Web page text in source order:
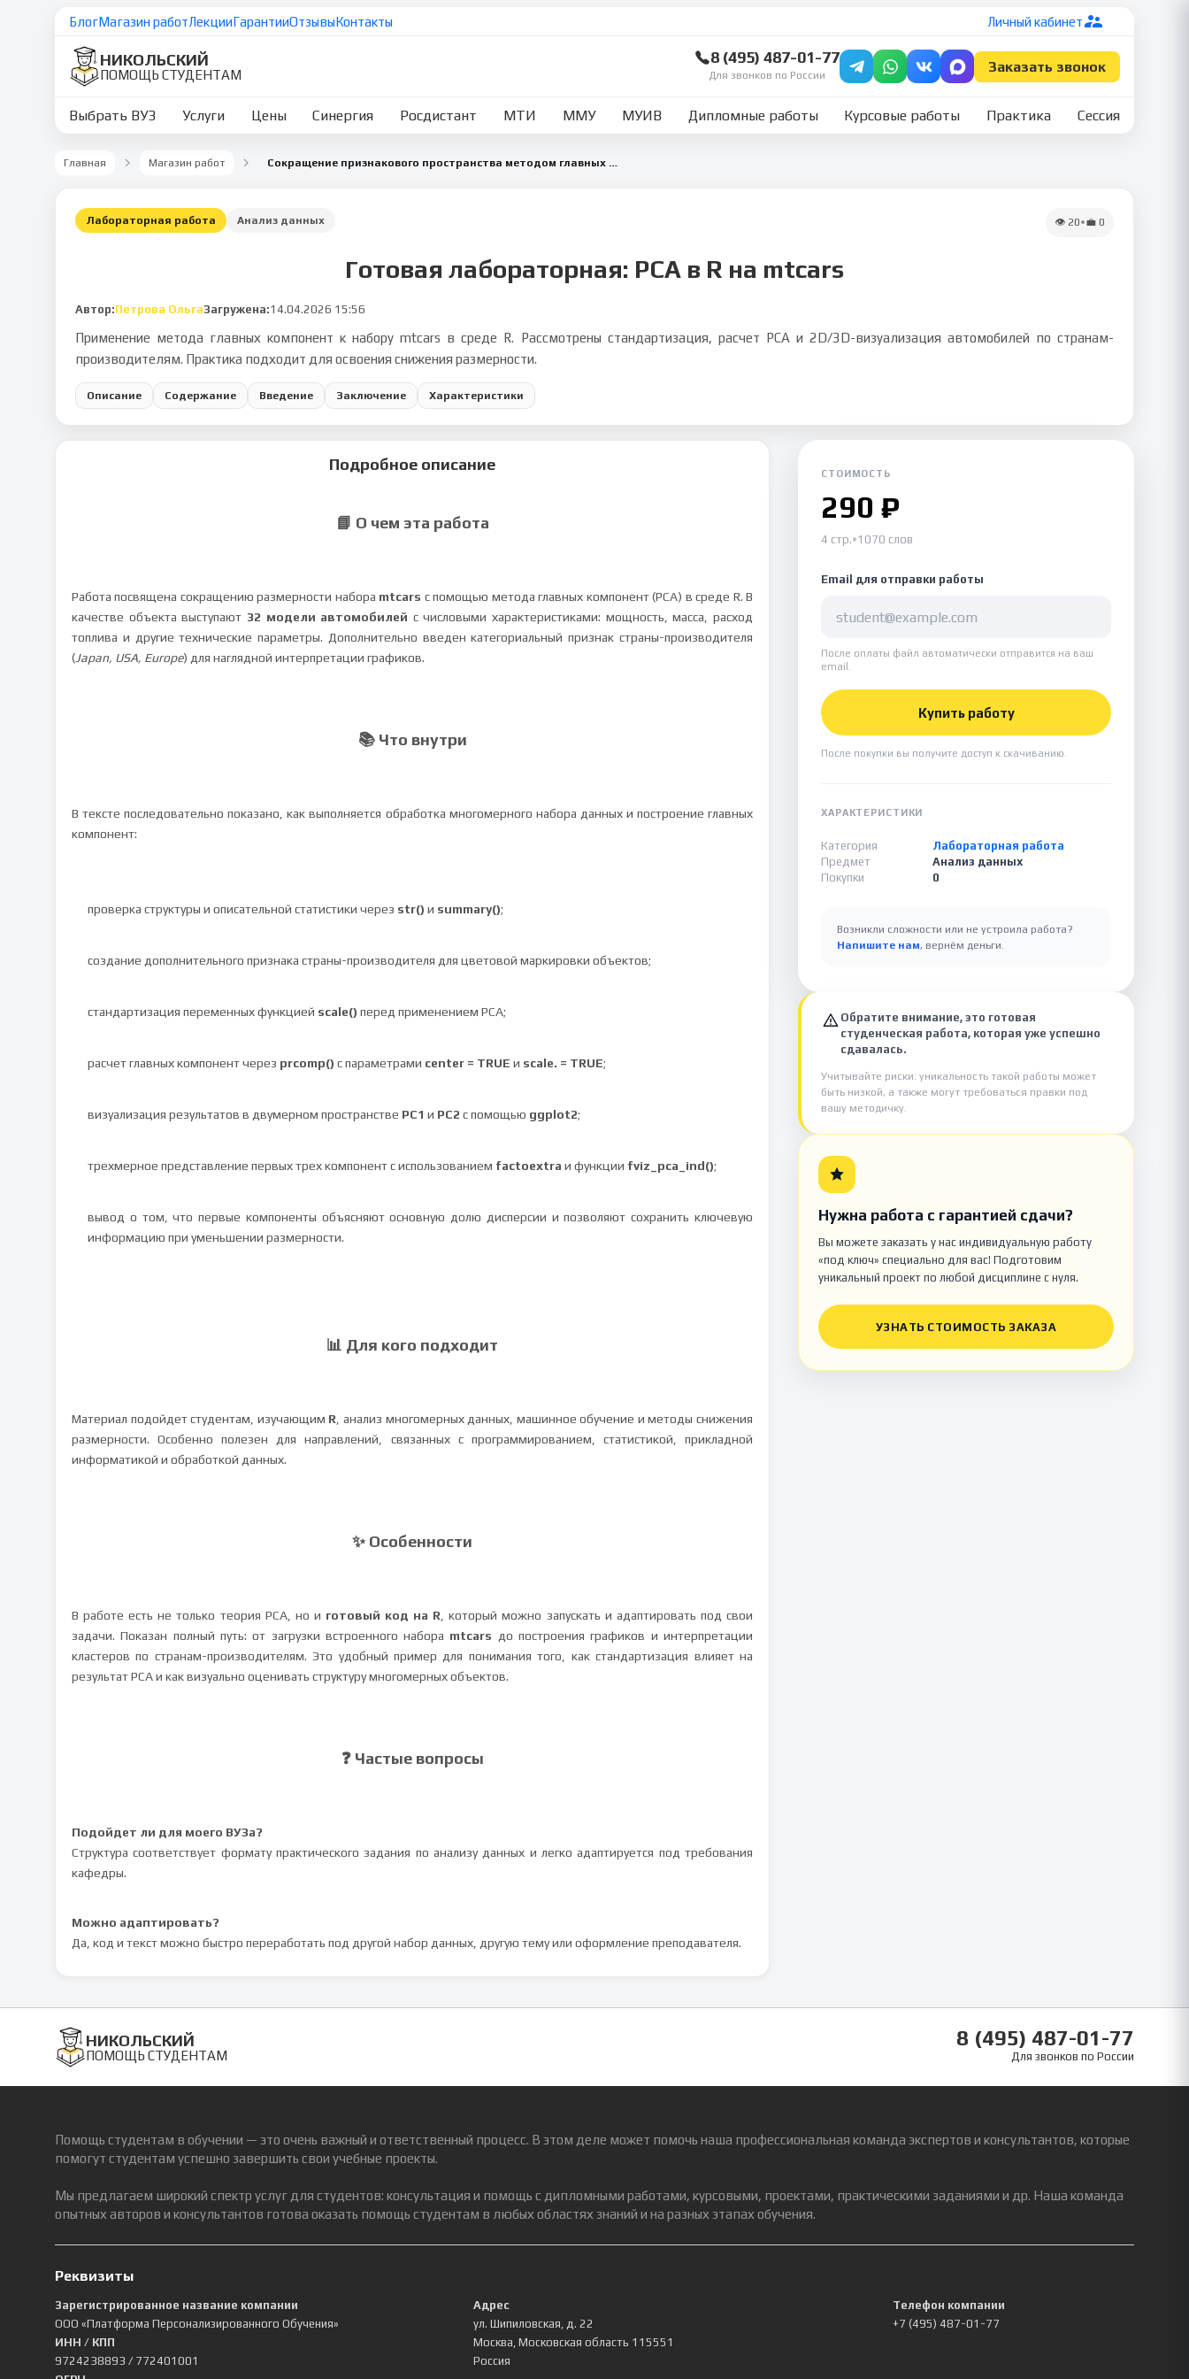
БлогМагазин работЛекцииГарантииОтзывыКонтакты Личный кабинет
НИКОЛЬСКИЙ
ПОМОЩЬ СТУДЕНТАМ
8 (495) 487-01-77
Для звонков по России
Заказать звонок
Выбрать ВУЗ Услуги Цены Синергия Росдистант МТИ ММУ МУИВ Дипломные работы Курсовые работы Практика Сессия
Главная Магазин работ Сокращение признакового пространства методом главных компонент в R
Лабораторная работа Анализ данных 👁 20•💼 0
Готовая лабораторная: PCA в R на mtcars
Автор:Петрова ОльгаЗагружена:14.04.2026 15:56
Применение метода главных компонент к набору mtcars в среде R. Рассмотрены стандартизация, расчет PCA и 2D/3D-визуализация автомобилей по странам-
производителям. Практика подходит для освоения снижения размерности.
Описание Содержание Введение Заключение Характеристики
Подробное описание
📘 О чем эта работа
Работа посвящена сокращению размерности набора mtcars с помощью метода главных компонент (PCA) в среде R. В
качестве объекта выступают 32 модели автомобилей с числовыми характеристиками: мощность, масса, расход
топлива и другие технические параметры. Дополнительно введен категориальный признак страны-производителя
(Japan, USA, Europe) для наглядной интерпретации графиков.
📚 Что внутри
В тексте последовательно показано, как выполняется обработка многомерного набора данных и построение главных
компонент:
проверка структуры и описательной статистики через str() и summary();
создание дополнительного признака страны-производителя для цветовой маркировки объектов;
стандартизация переменных функцией scale() перед применением PCA;
расчет главных компонент через prcomp() с параметрами center = TRUE и scale. = TRUE;
визуализация результатов в двумерном пространстве PC1 и PC2 с помощью ggplot2;
трехмерное представление первых трех компонент с использованием factoextra и функции fviz_pca_ind();
вывод о том, что первые компоненты объясняют основную долю дисперсии и позволяют сохранить ключевую
информацию при уменьшении размерности.
📊 Для кого подходит
Материал подойдет студентам, изучающим R , анализ многомерных данных, машинное обучение и методы снижения
размерности. Особенно полезен для направлений, связанных с программированием, статистикой, прикладной
информатикой и обработкой данных.
✨ Особенности
В работе есть не только теория PCA, но и готовый код на R , который можно запускать и адаптировать под свои
задачи. Показан полный путь: от загрузки встроенного набора mtcars до построения графиков и интерпретации
кластеров по странам-производителям. Это удобный пример для понимания того, как стандартизация влияет на
результат PCA и как визуально оценивать структуру многомерных объектов.
❓ Частые вопросы
Подойдет ли для моего ВУЗа?
Структура соответствует формату практического задания по анализу данных и легко адаптируется под требования
кафедры.
Можно адаптировать?
Да, код и текст можно быстро переработать под другой набор данных, другую тему или оформление преподавателя.
СТОИМОСТЬ
290 ₽
4 стр.•1070 слов
Email для отправки работы
После оплаты файл автоматически отправится на ваш
email.
Купить работу
После покупки вы получите доступ к скачиванию.
ХАРАКТЕРИСТИКИ
Категория
Лабораторная работа
Предмет
Анализ данных
Покупки
0
Возникли сложности или не устроила работа?
Напишите нам, вернём деньги.
Обратите внимание, это готовая
студенческая работа, которая уже успешно
сдавалась.
Учитывайте риски: уникальность такой работы может
быть низкой, а также могут требоваться правки под
вашу методичку.
Нужна работа с гарантией сдачи?
Вы можете заказать у нас индивидуальную работу
«под ключ» специально для вас! Подготовим
уникальный проект по любой дисциплине с нуля.
УЗНАТЬ СТОИМОСТЬ ЗАКАЗА
НИКОЛЬСКИЙ
ПОМОЩЬ СТУДЕНТАМ
8 (495) 487-01-77
Для звонков по России
Помощь студентам в обучении — это очень важный и ответственный процесс. В этом деле может помочь наша профессиональная команда экспертов и консультантов, которые
помогут студентам успешно завершить свои учебные проекты.
Мы предлагаем широкий спектр услуг для студентов: консультация и помощь с дипломными работами, курсовыми, проектами, практическими заданиями и др. Наша команда
опытных авторов и консультантов готова оказать помощь студентам в любых областях знаний и на разных этапах обучения.
Реквизиты
Зарегистрированное название компании
ООО «Платформа Персонализированного Обучения»
ИНН / КПП
9724238893 / 772401001
Адрес
ул. Шипиловская, д. 22
Москва, Московская область 115551
Россия
Телефон компании
+7 (495) 487-01-77